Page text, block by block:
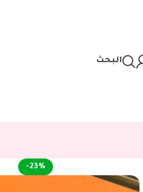
البحث
-23%